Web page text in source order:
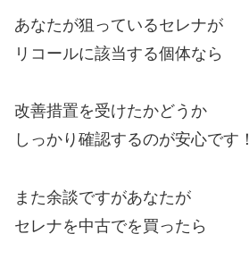
あなたが狙っているセレナが
リコールに該当する個体なら
改善措置を受けたかどうか
しっかり確認するのが安心です！
また余談ですがあなたが
セレナを中古でを買ったら